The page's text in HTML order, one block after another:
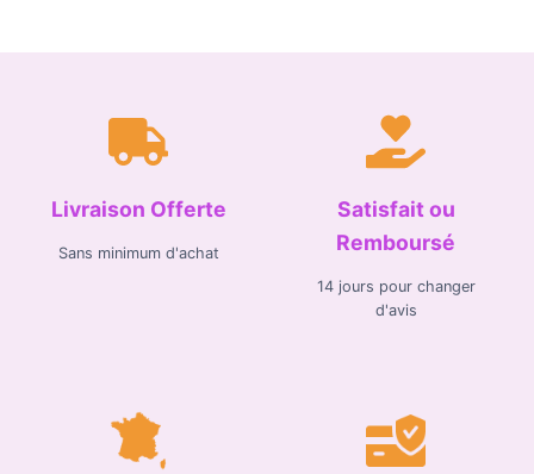
Livraison Offerte
Sans minimum d'achat
Satisfait ou
Remboursé
14 jours pour changer
d'avis